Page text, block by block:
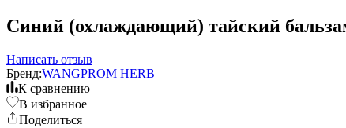
Синий (охлаждающий) тайский
Написать отзыв
Бренд:WANGPROM HERB
К сравнению
В избранное
Поделиться